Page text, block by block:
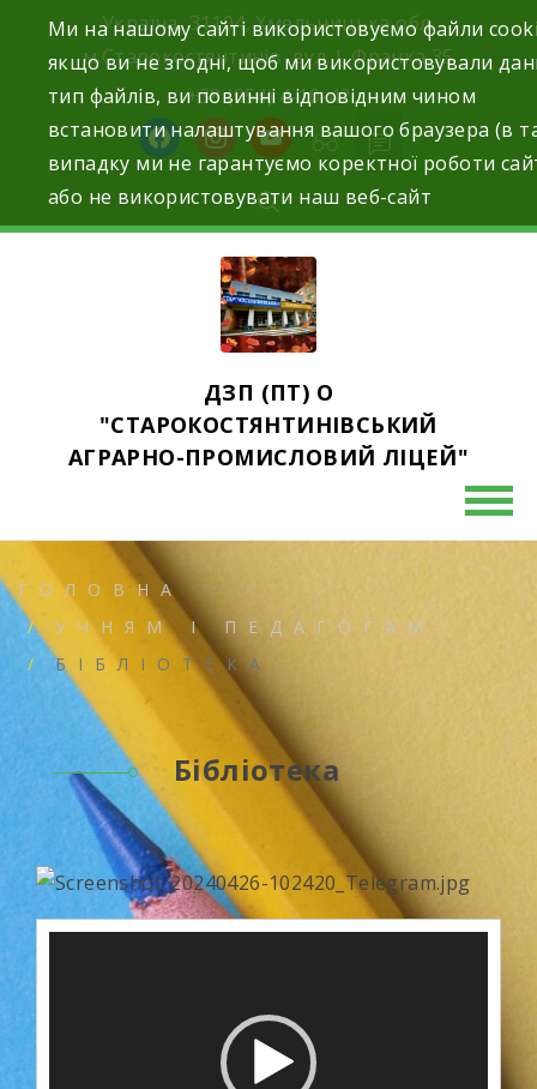
Україна, 31104, Хмельницька обл.
м.Старокостянтинів вул. І. Франка,35
+38 (054) 4-10-42
facebookinstagramyoutube
ДЗП (ПТ) О
"СТАРОКОСТЯНТИНІВСЬКИЙ
АГРАРНО-ПРОМИСЛОВИЙ ЛІЦЕЙ"
ГОЛОВНА
УЧНЯМ І ПЕДАГОГАМ
БІБЛІОТЕКА
Бібліотека
Ми на нашому сайті використовуємо файли
якщо ви не згодні, щоб ми використовували
тип файлів, ви повинні відповідним чином
встановити налаштування вашого браузера (в
випадку ми не гарантуємо коректної роботи
або не використовувати наш веб-сайт